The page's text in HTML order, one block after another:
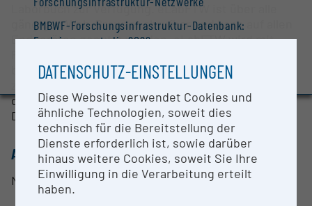
BMBWF-Forschungsinfrastruktur-Datenbank:
Evaluierungsstudie 2022
Auszeichnungen und Pressemeldungen
Laborbuch zur Verfügung. eLabFTW ist über alle
gängigen Web-Browser abrufbar und kann auf allen
Endgeräten genutzt werden. eLabFTW wird mit
bietet Forschenden die Möglichkeit, orts- und
diese mit Kolleg*innen zu teilen sowie an diesen
Daten kollaborativ zu arbeiten.
ANSPRECHPERSON
Nikolai Soran
DATENSCHUTZ-EINSTELLUNGEN
Diese Website verwendet Cookies und
ähnliche Technologien, soweit dies
technisch für die Bereitstellung der
Dienste erforderlich ist, sowie darüber
hinaus weitere Cookies, soweit Sie Ihre
Einwilligung in die Verarbeitung erteilt
haben.